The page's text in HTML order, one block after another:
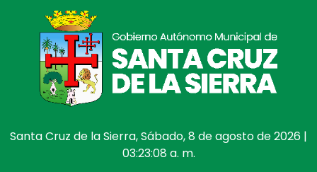
Santa Cruz de la Sierra, Sábado, 8 de agosto de 2026 |
03:23:08 a. m.